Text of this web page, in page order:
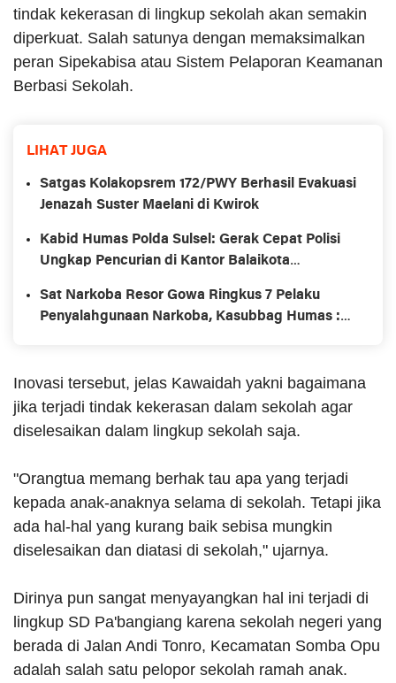
tindak kekerasan di lingkup sekolah akan semakin
diperkuat. Salah satunya dengan memaksimalkan
peran Sipekabisa atau Sistem Pelaporan Keamanan
Berbasi Sekolah.
LIHAT JUGA
Satgas Kolakopsrem 172/PWY Berhasil Evakuasi
Jenazah Suster Maelani di Kwirok
Kabid Humas Polda Sulsel: Gerak Cepat Polisi
Ungkap Pencurian di Kantor Balaikota
Sat Narkoba Resor Gowa Ringkus 7 Pelaku
Penyalahgunaan Narkoba, Kasubbag Humas :
Inovasi tersebut, jelas Kawaidah yakni bagaimana
jika terjadi tindak kekerasan dalam sekolah agar
diselesaikan dalam lingkup sekolah saja.
"Orangtua memang berhak tau apa yang terjadi
kepada anak-anaknya selama di sekolah. Tetapi jika
ada hal-hal yang kurang baik sebisa mungkin
diselesaikan dan diatasi di sekolah," ujarnya.
Dirinya pun sangat menyayangkan hal ini terjadi di
lingkup SD Pa'bangiang karena sekolah negeri yang
berada di Jalan Andi Tonro, Kecamatan Somba Opu
adalah salah satu pelopor sekolah ramah anak.